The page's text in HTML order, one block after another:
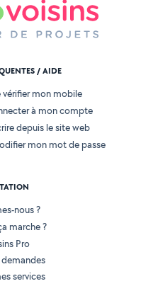
/ AIDE
vérifier mon mobile
à mon compte
depuis le site web
mon mot de passe
nous ?
marche ?
Pro
services